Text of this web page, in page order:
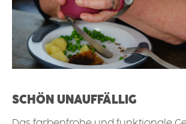
SCHÖN UNAUFFÄLLIG